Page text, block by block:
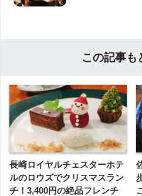
この記事も
長崎ロイヤルチェスターホテ
ルのロウズでクリスマスラン
チ！3,400円の絶品フレンチ